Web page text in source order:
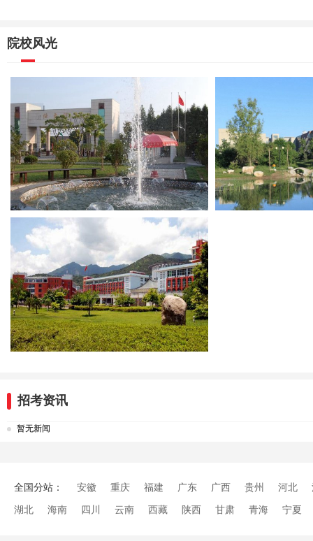
院校风光
招考资讯
暂无新闻
全国分站： 安徽 重庆 福建 广东 广西 贵州 河北
湖北 海南 四川 云南 西藏 陕西 甘肃 青海 宁夏